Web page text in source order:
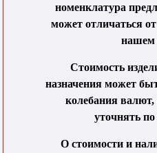
номенклатура
может отличаться
нашем
Стоимость
назначения может
колебания
уточнять
О стоимости и